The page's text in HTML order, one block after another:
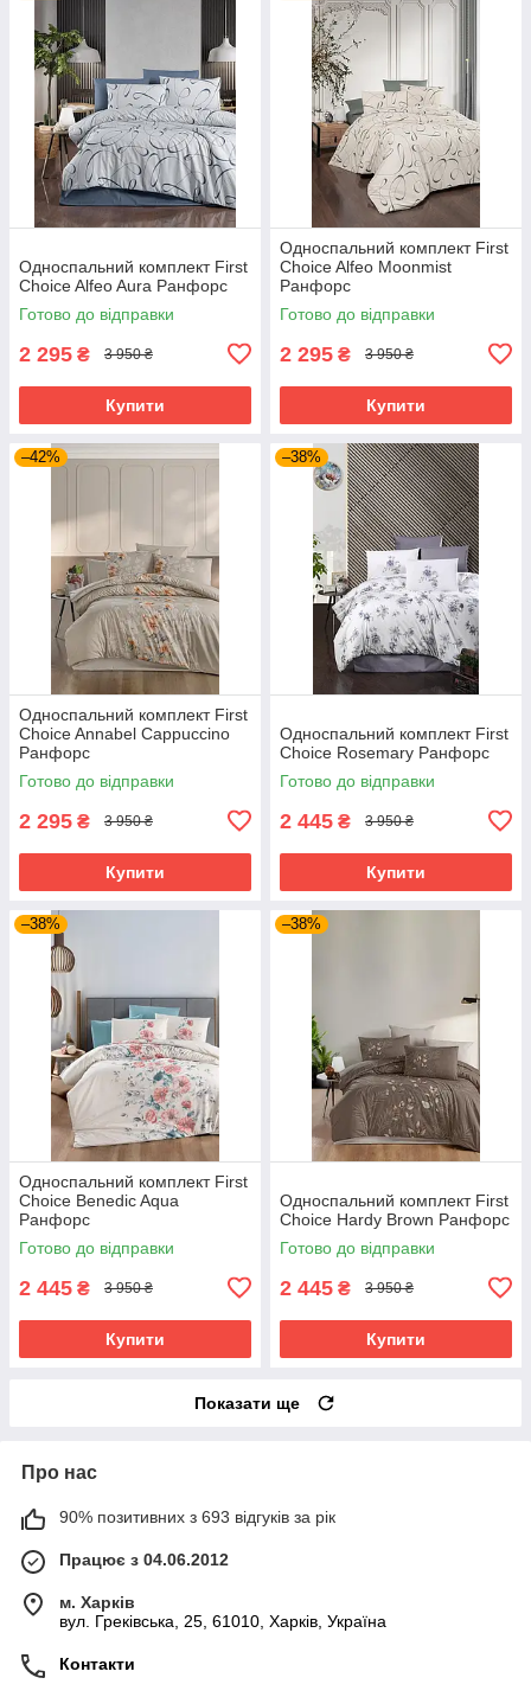
Односпальний комплект First
Choice Alfeo Aura Ранфорс
Готово до відправки
2 295 ₴ 3 950 ₴
Купити
Односпальний комплект First
Choice Alfeo Moonmist
Ранфорс
Готово до відправки
2 295 ₴ 3 950 ₴
Купити
–42%
Односпальний комплект First
Choice Annabel Cappuccino
Ранфорс
Готово до відправки
2 295 ₴ 3 950 ₴
Купити
–38%
Односпальний комплект First
Choice Rosemary Ранфорс
Готово до відправки
2 445 ₴ 3 950 ₴
Купити
–38%
Односпальний комплект First
Choice Benedic Aqua
Ранфорс
Готово до відправки
2 445 ₴ 3 950 ₴
Купити
–38%
Односпальний комплект First
Choice Hardy Brown Ранфорс
Готово до відправки
2 445 ₴ 3 950 ₴
Купити
Показати ще
Про нас
90% позитивних з 693 відгуків за рік
Працює з 04.06.2012
м. Харків
вул. Греківська, 25, 61010, Харків, Україна
Контакти